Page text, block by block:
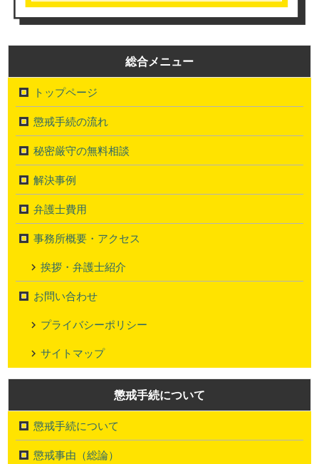
総合メニュー
トップページ
懲戒手続の流れ
秘密厳守の無料相談
解決事例
弁護士費用
事務所概要・アクセス
挨拶・弁護士紹介
お問い合わせ
プライバシーポリシー
サイトマップ
懲戒手続について
懲戒手続について
懲戒事由（総論）